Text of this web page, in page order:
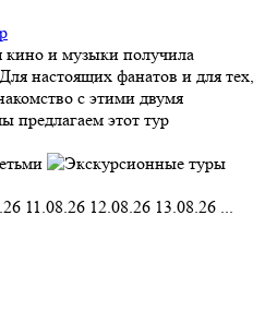
и музыки получила
настоящих фанатов и для тех,
с этими двумя
предлагаем этот тур
11.08.26 12.08.26 13.08.26 ...